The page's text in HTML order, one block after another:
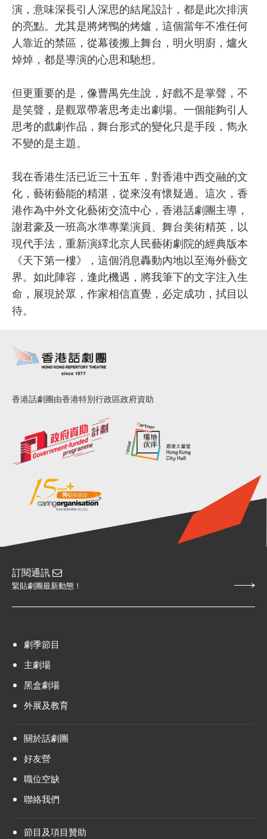
演，意味深長引人深思的結尾設計，都是此次排演
的亮點。尤其是將烤鴨的烤爐，這個當年不准任何
人靠近的禁區，從幕後搬上舞台，明火明廚，爐火
焯焯，都是導演的心思和馳想。
但更重要的是，像曹禺先生說，好戲不是掌聲，不
是笑聲，是觀眾帶著思考走出劇場。一個能夠引人
思考的戲劇作品，舞台形式的變化只是手段，雋永
不變的是主題。
我在香港生活已近三十五年，對香港中西交融的文
化，藝術藝能的精湛，從來沒有懷疑過。這次，香
港作為中外文化藝術交流中心，香港話劇團主導，
謝君豪及一班高水準專業演員、舞台美術精英，以
現代手法，重新演繹北京人民藝術劇院的經典版本
《天下第一樓》，這個消息轟動內地以至海外藝文
界。如此陣容，逢此機遇，將我筆下的文字注入生
命，展現於眾，作家相信直覺，必定成功，拭目以
待。
香港話劇團由香港特別行政區政府資助
訂閱通訊
緊貼劇團最新動態！
劇季節目
主劇場
黑盒劇場
外展及教育
關於話劇團
好友營
職位空缺
聯絡我們
節目及項目贊助